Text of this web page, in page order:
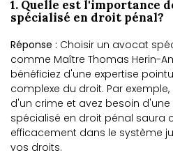
1. Quelle est l'importance
spécialisé en droit pénal?
Réponse : Choisir un avocat
comme Maître Thomas Herin-
bénéficiez d'une expertise
complexe du droit. Par
d'un crime et avez besoin
spécialisé en droit pénal saura
efficacement dans le système
vos droits.